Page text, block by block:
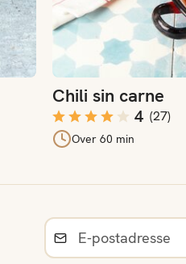
Chili sin carne
4 (27)
Over 60 min